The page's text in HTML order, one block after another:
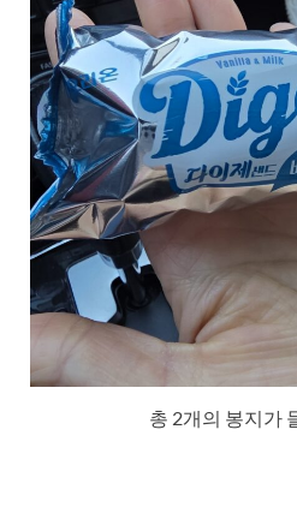
총 2개의 봉지가